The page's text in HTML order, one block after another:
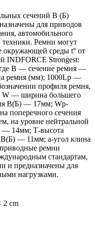
сечений B (Б)
для приводов
автомобильного
техники. Ремни могут
окружающей среды t° от
INDFORCE Strongest:
B — сечение ремня —
ремня (мм); 1000Lp —
профиля ремня,
W — ширина большего
B(Б) — 17мм; Wp-
поперечного сечения
на уровне нейтральной
— 14мм; Т-высота
— 11мм; a-угол клина
ремни
стандартам,
и предназначены для
нагрузками.
2 cm